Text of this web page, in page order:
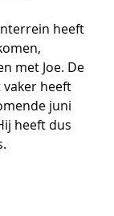
heeft
met Joe. De
vaker heeft
juni
heeft dus